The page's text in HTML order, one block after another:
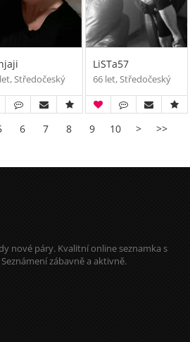
Středočeský
LiSTa57
66 let, Středočeský
6 7 8 9 10 > >>
nové páry. Kvalitní online seznamka s
zábavně a aktivně.